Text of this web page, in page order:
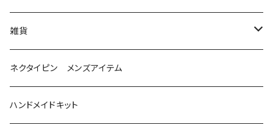
雑貨
眼鏡ストラップ
目印チャーム
ネクタイピン メンズアイテム
ハンドメイドキット